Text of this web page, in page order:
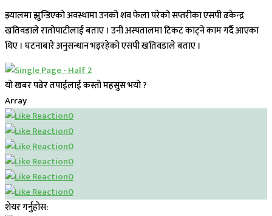
झ्यालमा झुन्डिएको अवस्थामा उनको शव फेला परेको सप्तरीका एसपी ढकेन्द्र
खतिवडाले रातोपाटीलाई बताए । उनी अस्पतालमा टिकट काट्ने काम गर्दै आएका
थिए । घटनाबारे अनुसन्धान भइरहेको एसपी खतिवडाले बताए ।
यो खबर पढेर तपाईलाई कस्तो महसुस भयो ?
Array
0
0
0
0
0
0
शेयर गर्नुहोस: